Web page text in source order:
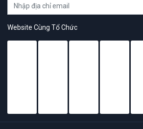
Website Cùng Tổ Chức